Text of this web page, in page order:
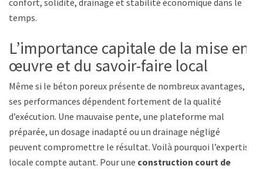
confort, solidité, drainage et stabilité économique dans le
temps.
L’importance capitale de la mise en
œuvre et du savoir-faire local
Même si le béton poreux présente de nombreux avantages,
ses performances dépendent fortement de la qualité
d’exécution. Une mauvaise pente, une plateforme mal
préparée, un dosage inadapté ou un drainage négligé
peuvent compromettre le résultat. Voilà pourquoi l’expertise
locale compte autant. Pour une construction court de